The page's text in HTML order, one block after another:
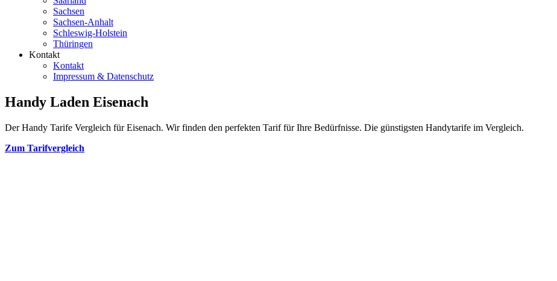
Sachsen
Sachsen-Anhalt
Schleswig-Holstein
Thüringen
Kontakt
Kontakt
Impressum & Datenschutz
Handy Laden Eisenach
Der Handy Tarife Vergleich für Eisenach. Wir finden den perfekten Tarif für Ihre Bedürfnisse. Die günstigsten Handytarife im Vergleich.
Zum Tarifvergleich